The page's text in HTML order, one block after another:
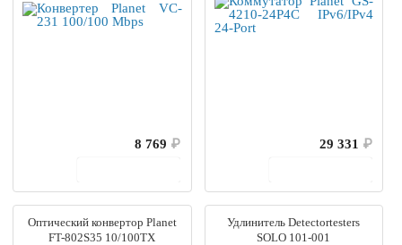
8 769 ₽
29 331 ₽
Оптический конвертор Planet
FT-802S35 10/100TX
Удлинитель Detectortesters
SOLO 101-001